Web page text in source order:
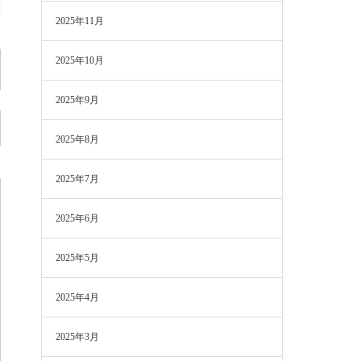
2025年11月
2025年10月
2025年9月
2025年8月
2025年7月
2025年6月
2025年5月
2025年4月
2025年3月